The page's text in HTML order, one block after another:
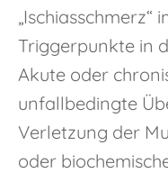
„Ischiasschmerz“
Triggerpunkte in
Akute oder
unfallbedingte
Verletzung der
oder